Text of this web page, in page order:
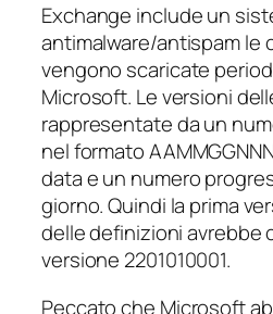
Exchange include un
antimalware/antispam le
vengono scaricate
Microsoft. Le versioni
rappresentate da un
nel formato
data e un numero
giorno. Quindi la prima
delle definizioni avrebbe
versione 2201010001.
Peccato che Microsoft